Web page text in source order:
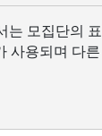
는 모집단의
사용되며 다